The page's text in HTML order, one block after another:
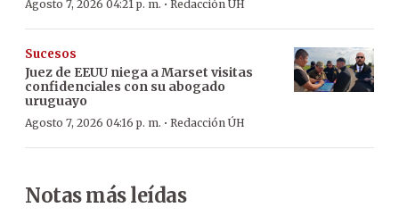
Agosto 7, 2026 04:21 p. m. · Redacción ÚH
Sucesos
Juez de EEUU niega a Marset visitas
confidenciales con su abogado
uruguayo
Agosto 7, 2026 04:16 p. m. · Redacción ÚH
Notas más leídas